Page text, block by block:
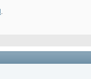
.